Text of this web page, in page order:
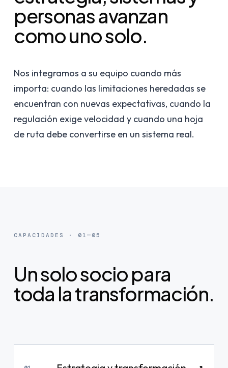
personas avanzan
como uno solo.
Nos integramos a su equipo cuando más
importa: cuando las limitaciones heredadas se
encuentran con nuevas expectativas, cuando la
regulación exige velocidad y cuando una hoja
de ruta debe convertirse en un sistema real.
CAPACIDADES · 01—05
Un solo socio para
toda la transformación.